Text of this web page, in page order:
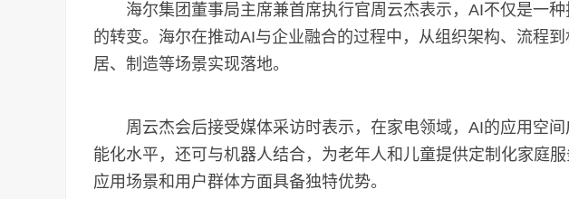
海尔集团董事局主席兼首席执行官周云杰表示，AI不仅是一种
的转变。海尔在推动AI与企业融合的过程中，从组织架构、流程
居、制造等场景实现落地。
周云杰会后接受媒体采访时表示，在家电领域，AI的应用空间
能化水平，还可与机器人结合，为老年人和儿童提供定制化家庭服
应用场景和用户群体方面具备独特优势。